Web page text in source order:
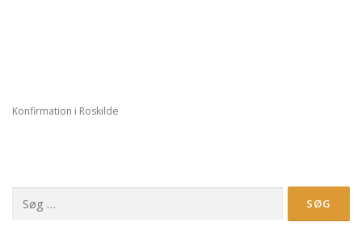
Konfirmation i Roskilde
efter: